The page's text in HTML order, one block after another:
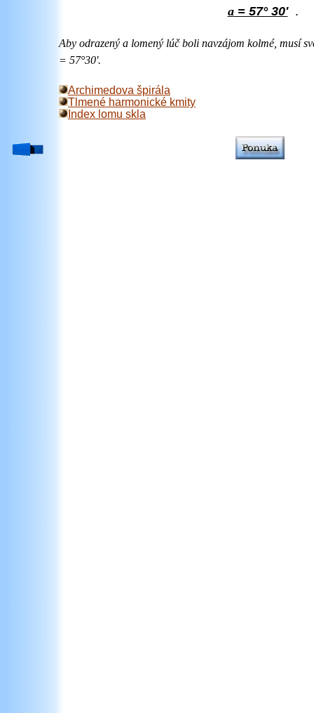
a= 57° 30' .
Aby odrazený a lomený lúč boli navzájom kolmé, musí
= 57°30'.
Archimedova špirála
Tlmené harmonické kmity
Index lomu skla